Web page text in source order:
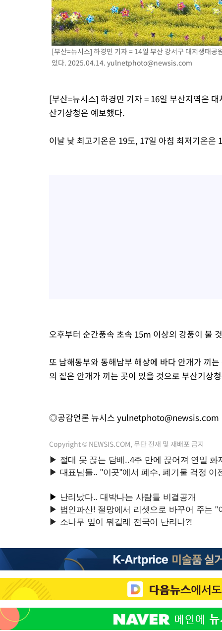
[부산=뉴시스] 하경민 기자 = 14일 부산 강서구 대저생태
있다. 2025.04.14. yulnetphoto@newsis.com
[부산=뉴시스] 하경민 기자 = 16일 부산지역은
산기상청은 예보했다.
이날 낮 최고기온은 19도, 17일 아침 최저기온은
오후부터 순간풍속 초속 15m 이상의 강풍이 불
또 남해동부와 동해남부 해상에 바다 안개가 끼
의 짙은 안개가 끼는 곳이 있을 것으로 부산기상
◎공감언론 뉴시스 yulnetphoto@newsis.com
Copyright © NEWSIS.COM, 무단 전재 및 재배포 금지